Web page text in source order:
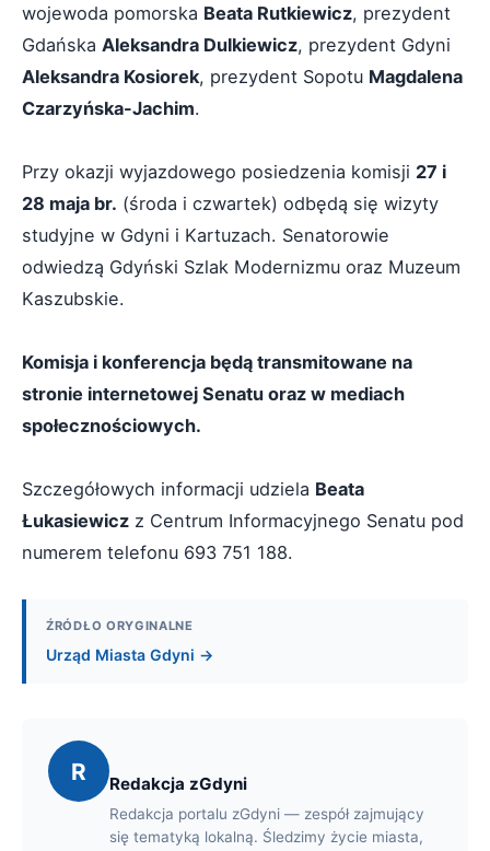
wojewoda pomorska Beata Rutkiewicz, prezydent
Gdańska Aleksandra Dulkiewicz, prezydent Gdyni
Aleksandra Kosiorek, prezydent Sopotu Magdalena
Czarzyńska-Jachim.
Przy okazji wyjazdowego posiedzenia komisji 27 i
28 maja br. (środa i czwartek) odbędą się wizyty
studyjne w Gdyni i Kartuzach. Senatorowie
odwiedzą Gdyński Szlak Modernizmu oraz Muzeum
Kaszubskie.
Komisja i konferencja będą transmitowane na
stronie internetowej Senatu oraz w mediach
społecznościowych.
Szczegółowych informacji udziela Beata
Łukasiewicz z Centrum Informacyjnego Senatu pod
numerem telefonu 693 751 188.
ŹRÓDŁO ORYGINALNE
Urząd Miasta Gdyni →
R Redakcja zGdyni
Redakcja portalu zGdyni — zespół zajmujący
się tematyką lokalną. Śledzimy życie miasta,